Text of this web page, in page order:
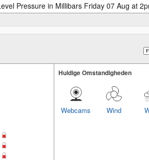
Pressure in Millibars Friday 07 Aug at
Huidige Omstandigheden
Wind
Webcams